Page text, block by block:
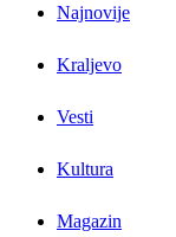
Najnovije
Kraljevo
Vesti
Kultura
Magazin